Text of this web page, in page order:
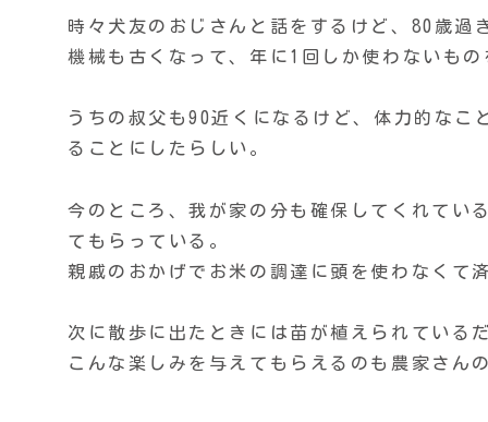
時々犬友のおじさんと話をするけど、80歳過
機械も古くなって、年に1回しか使わないも
うちの叔父も90近くになるけど、体力的な
ることにしたらしい。
今のところ、我が家の分も確保してくれてい
てもらっている。
親戚のおかげでお米の調達に頭を使わなくて
次に散歩に出たときには苗が植えられている
こんな楽しみを与えてもらえるのも農家さん